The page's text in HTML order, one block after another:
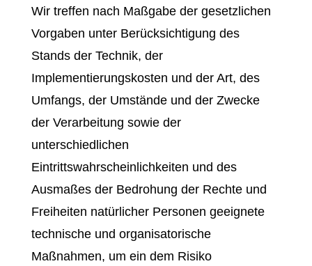
Wir treffen nach Maßgabe der gesetzlichen
Vorgaben unter Berücksichtigung des
Stands der Technik, der
Implementierungskosten und der Art, des
Umfangs, der Umstände und der Zwecke
der Verarbeitung sowie der
unterschiedlichen
Eintrittswahrscheinlichkeiten und des
Ausmaßes der Bedrohung der Rechte und
Freiheiten natürlicher Personen geeignete
technische und organisatorische
Maßnahmen, um ein dem Risiko